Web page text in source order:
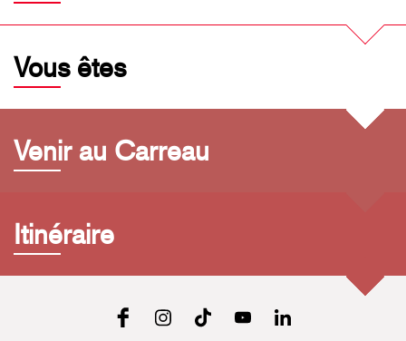
Vous êtes
Venir au Carreau
Itinéraire